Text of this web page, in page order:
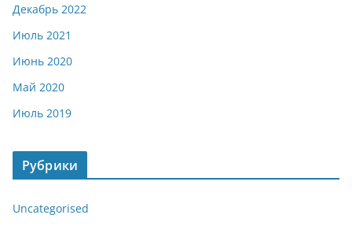
Декабрь 2022
Июль 2021
Июнь 2020
Май 2020
Июль 2019
Рубрики
Uncategorised